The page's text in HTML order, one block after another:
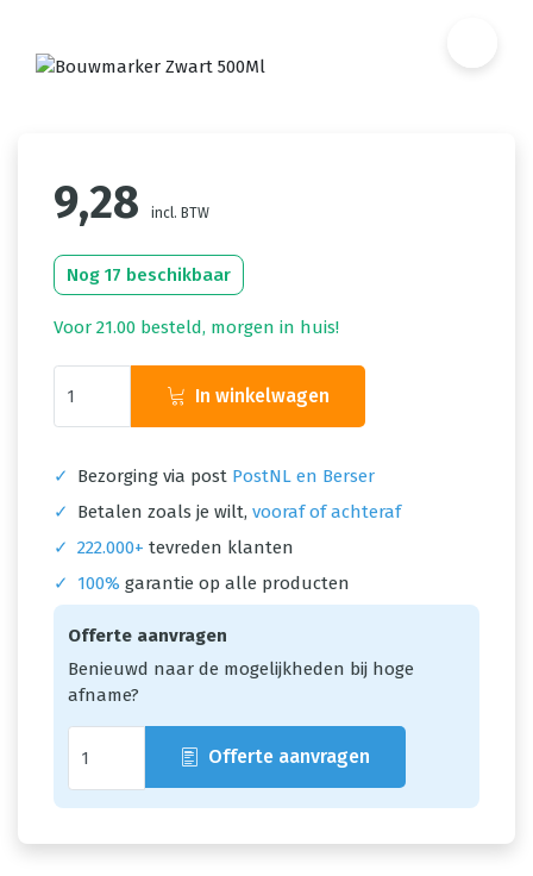
9,28 incl. BTW
Nog 17 beschikbaar
Voor 21.00 besteld, morgen in huis!
In winkelwagen
✓ Bezorging via post PostNL en Berser
✓
Betalen zoals je wilt, vooraf of achteraf
✓ 222.000+ tevreden klanten
✓
100% garantie op alle producten
Offerte aanvragen
Benieuwd naar de mogelijkheden bij hoge
afname?
Offerte aanvragen